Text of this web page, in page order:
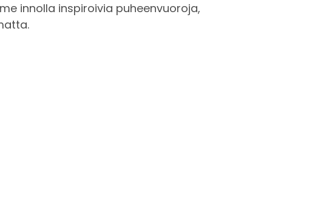
innolla inspiroivia puheenvuoroja,